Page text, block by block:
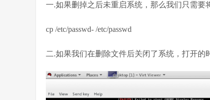
一.如果删掉之后未重启系统，那么我们只需要
cp /etc/passwd- /etc/passwd
二.如果我们在删除文件后关闭了系统，打开的